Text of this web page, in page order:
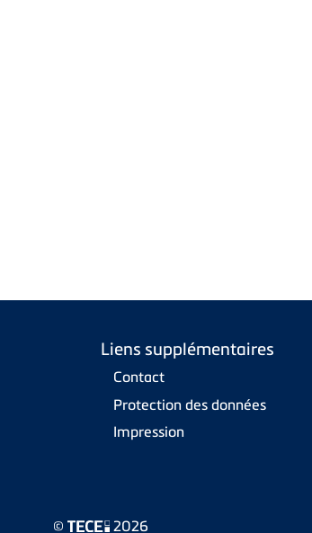
Liens supplémentaires
Contact
Protection des données
Impression
© 2026